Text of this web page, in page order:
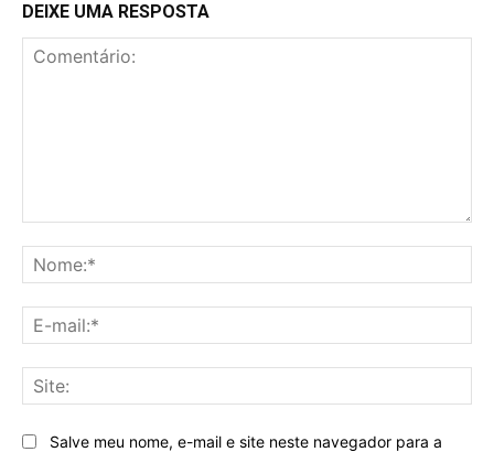
DEIXE UMA RESPOSTA
Salve meu nome, e-mail e site neste navegador para a